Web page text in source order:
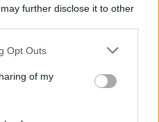
further disclose it to other
Opt Outs
of my
Centrale S.p.A.